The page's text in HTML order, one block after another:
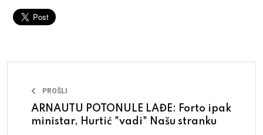
PROŠLI
ARNAUTU POTONULE LAĐE: Forto ipak
ministar, Hurtić "vadi" Našu stranku